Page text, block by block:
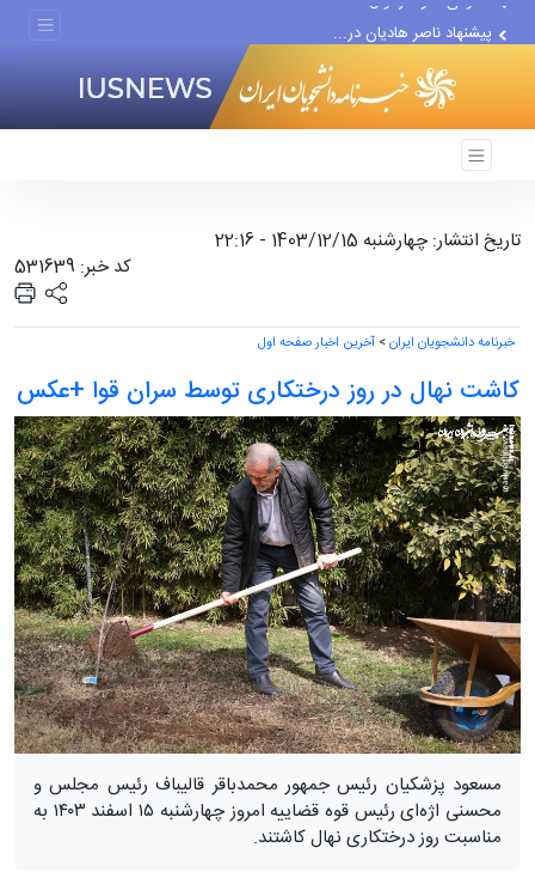
پیشنهاد ناصر هادیان در...
تاریخ انتشار: چهارشنبه 1403/12/15 - 22:16
کد خبر: 531639
خبرنامه دانشجویان ایران> آخرین اخبار صفحه اول
کاشت نهال در روز درختکاری توسط سران قوا +عکس
مسعود پزشکیان رئیس جمهور محمدباقر قالیباف رئیس مجلس و
محسنی اژه‌ای رئیس قوه قضاییه امروز چهارشنبه ۱۵ اسفند ۱۴۰۳ به
مناسبت روز درختکاری نهال کاشتند.